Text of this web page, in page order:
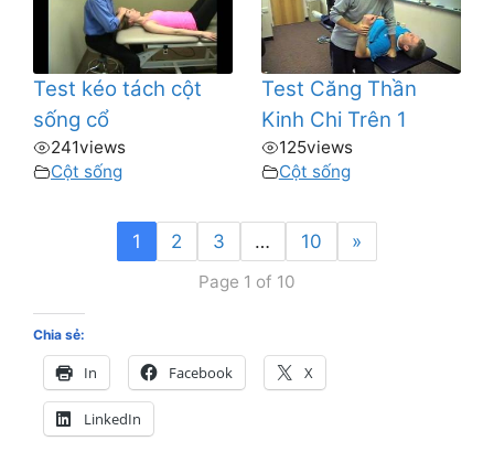
Test kéo tách cột
sống cổ
241views
Cột sống
Test Căng Thần
Kinh Chi Trên 1
125views
Cột sống
1 2 3 … 10 »
Page 1 of 10
Chia sẻ:
In Facebook X
LinkedIn